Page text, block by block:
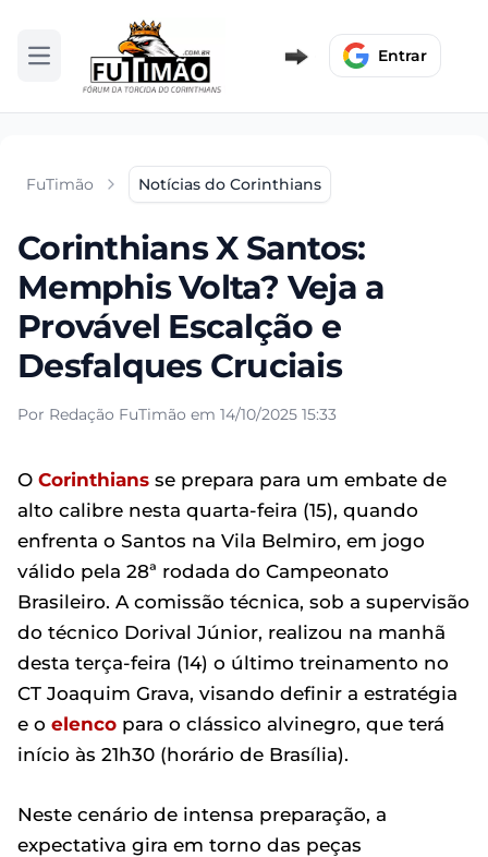
Abrir menu Entrar
FuTimão Notícias do Corinthians
Corinthians X Santos:
Memphis Volta? Veja a
Provável Escalção e
Desfalques Cruciais
Por Redação FuTimão em 14/10/2025 15:33
O Corinthians se prepara para um embate de
alto calibre nesta quarta-feira (15), quando
enfrenta o Santos na Vila Belmiro, em jogo
válido pela 28ª rodada do Campeonato
Brasileiro. A comissão técnica, sob a supervisão
do técnico Dorival Júnior, realizou na manhã
desta terça-feira (14) o último treinamento no
CT Joaquim Grava, visando definir a estratégia
e o elenco para o clássico alvinegro, que terá
início às 21h30 (horário de Brasília).
Neste cenário de intensa preparação, a
expectativa gira em torno das peças